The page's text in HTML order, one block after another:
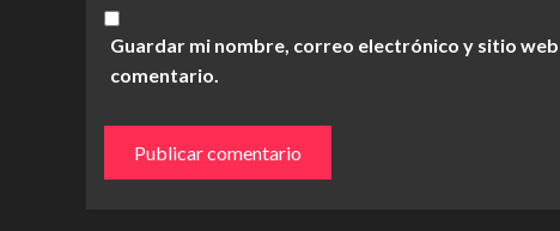
Guardar mi nombre, correo electrónico y sitio
comentario.